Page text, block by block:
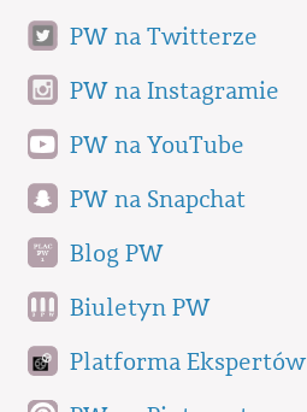
PW na Twitterze
PW na Instagramie
PW na YouTube
PW na Snapchat
Blog PW
Biuletyn PW
Platforma Ekspertów